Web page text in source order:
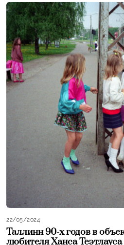
22/05/2024
Таллинн 90-х годов в
любителя Ханса Теэтлауса